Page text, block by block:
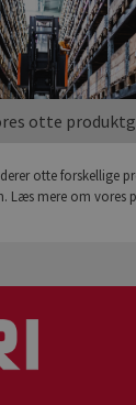
otte
otte forskellige
Læs mere om vores